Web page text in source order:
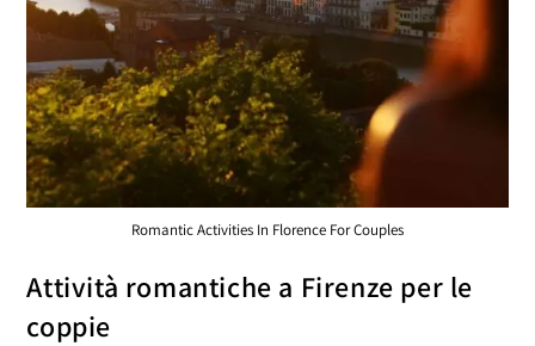
Romantic Activities In Florence For Couples
Attività romantiche a Firenze per le
coppie